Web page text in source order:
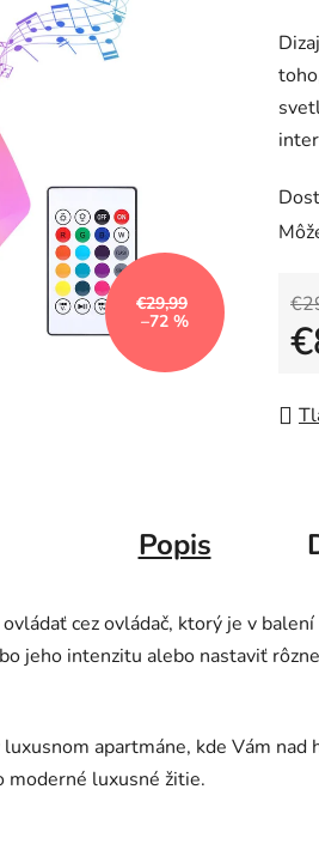
€29,99
–72 %
Popis
cez ovládač, ktorý je v balení
jeho intenzitu alebo nastaviť
apartmáne, kde Vám nad
moderné luxusné žitie.